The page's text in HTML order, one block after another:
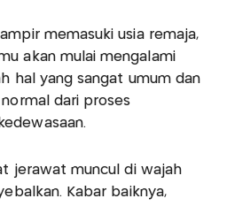
memasuki usia remaja,
akan mulai mengalami
hal yang sangat umum dan
dari proses
jerawat muncul di wajah
Kabar baiknya,